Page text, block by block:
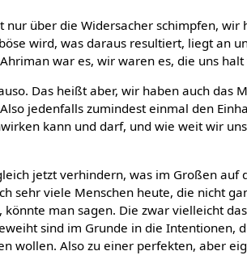
nur über die Widersacher schimpfen, wir
wird, was daraus resultiert, liegt an
war es, wir waren es, die uns
Das heißt aber, wir haben auch das
jedenfalls zumindest einmal den
kann und darf, und wie weit wir
jetzt verhindern, was im Großen auf
sehr viele Menschen heute, die nicht
man sagen. Die zwar vielleicht
sind im Grunde in die Intentionen,
wollen. Also zu einer perfekten, aber